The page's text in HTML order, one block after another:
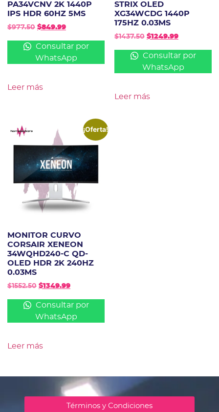
PA34VCNV 2K 1440P
IPS HDR 60HZ 5MS
$977.50 $849.99
Consultar por
WhatsApp
Leer más
STRIX OLED
XG34WCDG 1440P
175HZ 0.03MS
$1437.50 $1249.99
Consultar por
WhatsApp
Leer más
¡Oferta!
MONITOR CURVO
CORSAIR XENEON
34WQHD240-C QD-
OLED HDR 2K 240HZ
0.03MS
$1552.50 $1349.99
Consultar por
WhatsApp
Leer más
Términos y Condiciones